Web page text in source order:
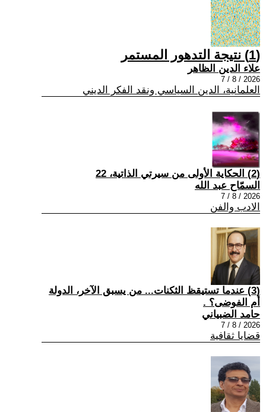
(1) نتيجة التدهور المستمر
علاء الدين الظاهر
2026 / 8 / 7
العلمانية، الدين السياسي ونقد الفكر الديني
(2) الحكاية الأولى من سيرتي الذاتية، 22
السمّاح عبد الله
2026 / 8 / 7
الادب والفن
(3) عندما تستيقظ الثكنات... من يسبق الآخر، الدولة
أم الفوضى؟ .
حامد الضبياني
2026 / 8 / 7
قضايا ثقافية